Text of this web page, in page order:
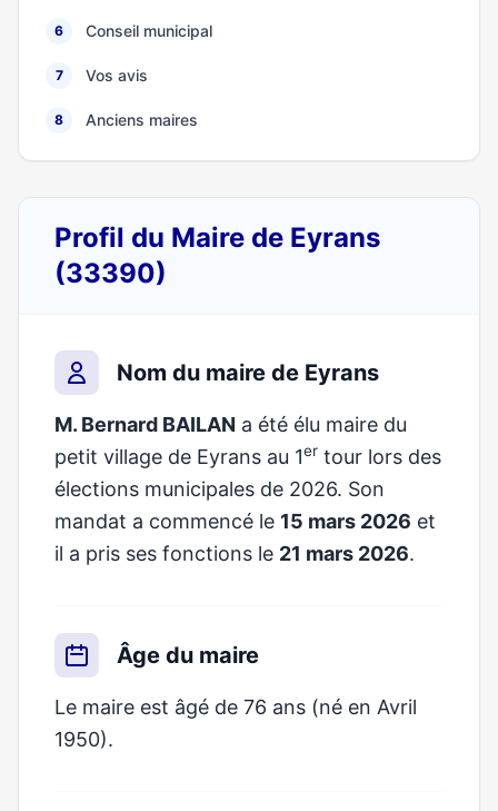
6 Conseil municipal
7 Vos avis
8 Anciens maires
Profil du Maire de Eyrans
(33390)
Nom du maire de Eyrans
M. Bernard BAILAN a été élu maire du
petit village de Eyrans au 1er tour lors des
élections municipales de 2026. Son
mandat a commencé le 15 mars 2026 et
il a pris ses fonctions le 21 mars 2026.
Âge du maire
Le maire est âgé de 76 ans (né en Avril
1950).